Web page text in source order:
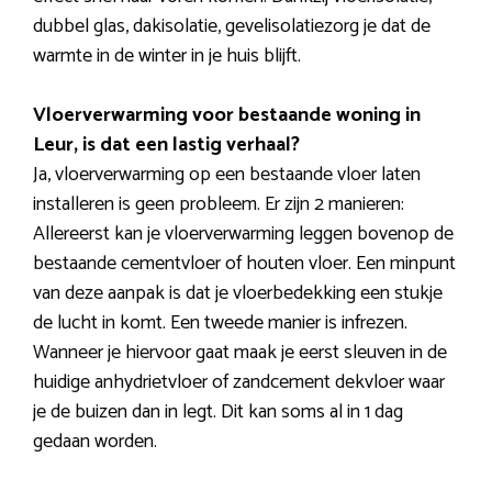
dubbel glas, dakisolatie, gevelisolatiezorg je dat de
warmte in de winter in je huis blijft.
Vloerverwarming voor bestaande woning in
Leur, is dat een lastig verhaal?
Ja, vloerverwarming op een bestaande vloer laten
installeren is geen probleem. Er zijn 2 manieren:
Allereerst kan je vloerverwarming leggen bovenop de
bestaande cementvloer of houten vloer. Een minpunt
van deze aanpak is dat je vloerbedekking een stukje
de lucht in komt. Een tweede manier is infrezen.
Wanneer je hiervoor gaat maak je eerst sleuven in de
huidige anhydrietvloer of zandcement dekvloer waar
je de buizen dan in legt. Dit kan soms al in 1 dag
gedaan worden.